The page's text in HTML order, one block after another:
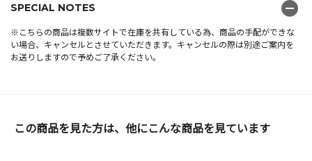
SPECIAL NOTES
※こちらの商品は複数サイトで在庫を共有している為、商品の手配ができな
い場合、キャンセルとさせていただきます。キャンセルの際は別途ご案内を
お送りしますので予めご了承ください。
この商品を見た方は、他にこんな商品を見ています